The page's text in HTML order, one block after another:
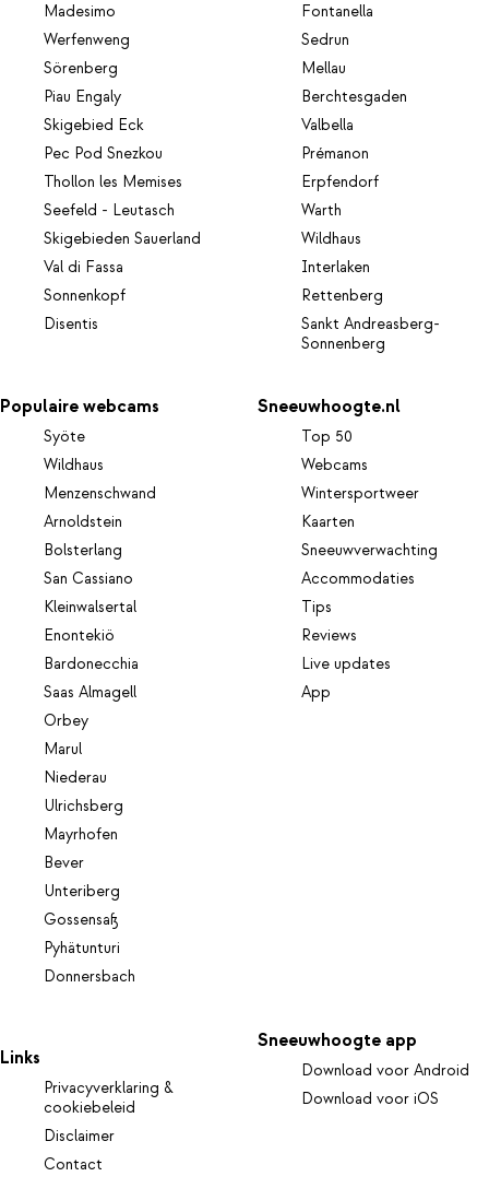
Madesimo
Werfenweng
Sörenberg
Piau Engaly
Skigebied Eck
Pec Pod Snezkou
Thollon les Memises
Seefeld - Leutasch
Skigebieden Sauerland
Val di Fassa
Sonnenkopf
Disentis
Fontanella
Sedrun
Mellau
Berchtesgaden
Valbella
Prémanon
Erpfendorf
Warth
Wildhaus
Interlaken
Rettenberg
Sankt Andreasberg-
Sonnenberg
Populaire webcams
Syöte
Wildhaus
Menzenschwand
Arnoldstein
Bolsterlang
San Cassiano
Kleinwalsertal
Enontekiö
Bardonecchia
Saas Almagell
Orbey
Marul
Niederau
Ulrichsberg
Mayrhofen
Bever
Unteriberg
Gossensaß
Pyhätunturi
Donnersbach
Sneeuwhoogte.nl
Top 50
Webcams
Wintersportweer
Kaarten
Sneeuwverwachting
Accommodaties
Tips
Reviews
Live updates
App
Links
Privacyverklaring &
cookiebeleid
Disclaimer
Contact
Sneeuwhoogte app
Download voor Android
Download voor iOS